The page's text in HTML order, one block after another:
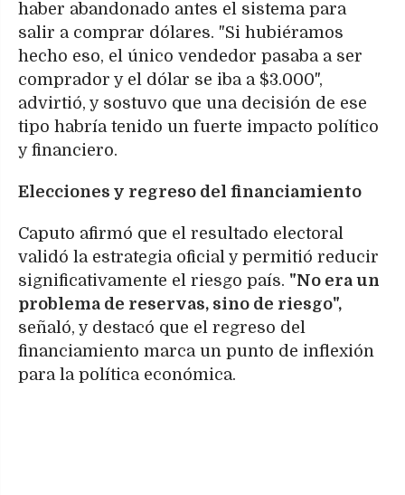
haber abandonado antes el sistema para
salir a comprar dólares. "Si hubiéramos
hecho eso, el único vendedor pasaba a ser
comprador y el dólar se iba a $3.000",
advirtió, y sostuvo que una decisión de ese
tipo habría tenido un fuerte impacto político
y financiero.
Elecciones y regreso del financiamiento
Caputo afirmó que el resultado electoral
validó la estrategia oficial y permitió reducir
significativamente el riesgo país. "No era un
problema de reservas, sino de riesgo",
señaló, y destacó que el regreso del
financiamiento marca un punto de inflexión
para la política económica.